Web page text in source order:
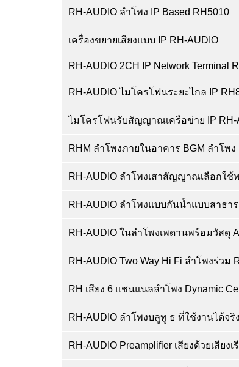
RH-AUDIO ลำโพง IP Based RH5010
เครื่องขยายเสียงแบบ IP RH-AUDIO
RH-AUDIO 2CH IP Network Terminal
RH-AUDIO ไมโครโฟนระยะไกล IP
ไมโครโฟนรับสัญญาณเครือข่าย IP RH-
RHM ลำโพงภายในอาคาร BGM ลำโพง
RH-AUDIO ลำโพงเสาสัญญาณเลือกใช้
RH-AUDIO ลำโพงแบบกันน้ำแบบสาธา
RH-AUDIO ในลำโพงเพดานพร้อมวัสดุ
RH-AUDIO Two Way Hi Fi ลำโพงร่วม
RH เสียง 6 แชนแนลลำโพง Dynamic
RH-AUDIO ลำโพงบลูทู ธ ที่ใช้งานได้จริง
RH-AUDIO Preamplifier เสียงด้วยเสียงเ